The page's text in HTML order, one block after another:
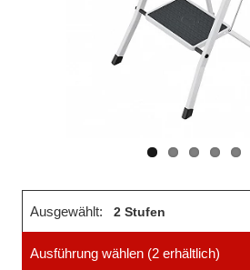
Ausgewählt: 2 Stufen
Ausführung wählen (2 erhältlich)